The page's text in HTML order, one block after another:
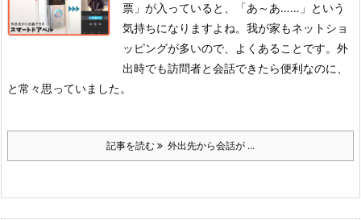
票」が入っていると、「あ～あ……」という
気持ちになりますよね。我が家もネットショ
ッピングが多いので、よくあることです。外
出時でも訪問者と会話できたら便利なのに、
と常々思っていました。
記事を読む 外出先から会話が ...